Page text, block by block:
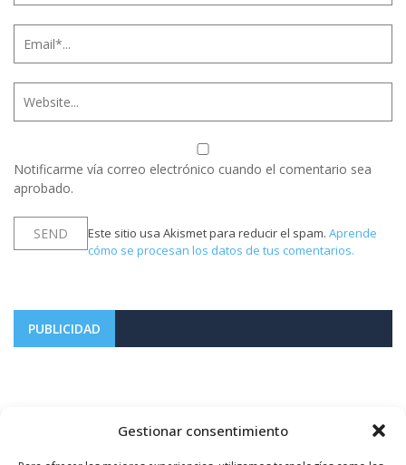
Gestionar consentimiento
Notificarme vía correo electrónico cuando el comentario sea
aprobado.
Este sitio usa Akismet para reducir el spam. Aprende
cómo se procesan los datos de tus comentarios.
PUBLICIDAD